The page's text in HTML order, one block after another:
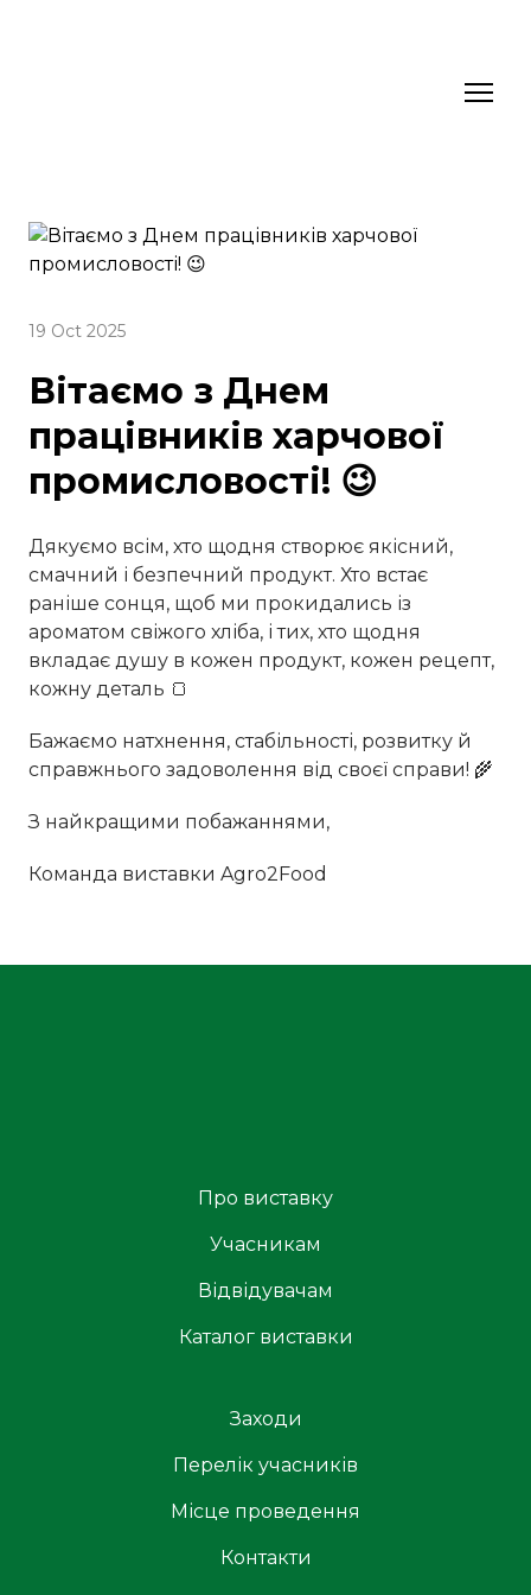
19 Oct 2025
Вітаємо з Днем
працівників харчової
промисловості! 😉
Дякуємо всім, хто щодня створює якісний,
смачний і безпечний продукт. Хто встає
раніше сонця, щоб ми прокидались із
ароматом свіжого хліба, і тих, хто щодня
вкладає душу в кожен продукт, кожен рецепт,
кожну деталь 🍞
Бажаємо натхнення, стабільності, розвитку й
справжнього задоволення від своєї справи! 🌾
З найкращими побажаннями,
Команда виставки Agro2Food
Про виставку
Учасникам
Відвідувачам
Каталог виставки
Заходи
Перелік учасників
Місце проведення
Контакти